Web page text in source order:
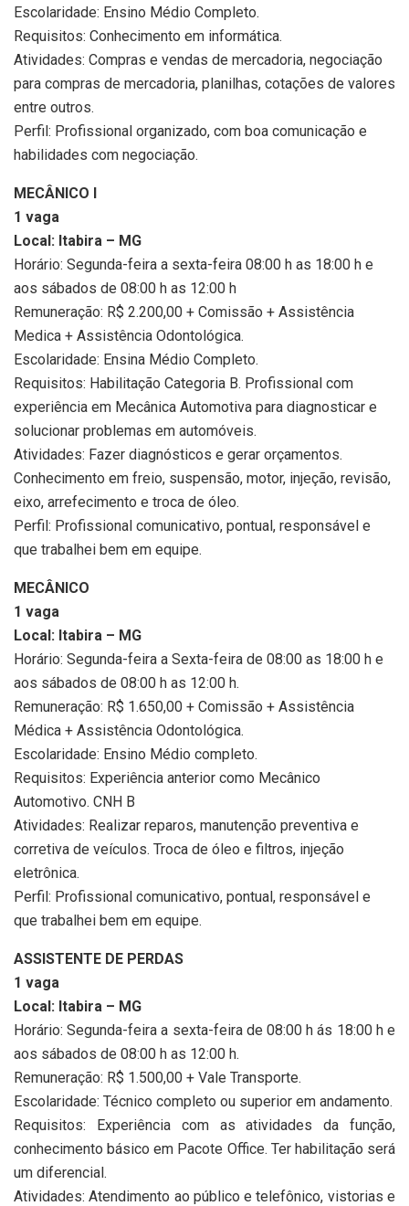
Escolaridade: Ensino Médio Completo.
Requisitos: Conhecimento em informática.
Atividades: Compras e vendas de mercadoria, negociação
para compras de mercadoria, planilhas, cotações de valores
entre outros.
Perfil: Profissional organizado, com boa comunicação e
habilidades com negociação.
MECÂNICO I
1 vaga
Local: Itabira – MG
Horário: Segunda-feira a sexta-feira 08:00 h as 18:00 h e
aos sábados de 08:00 h as 12:00 h
Remuneração: R$ 2.200,00 + Comissão + Assistência
Medica + Assistência Odontológica.
Escolaridade: Ensina Médio Completo.
Requisitos: Habilitação Categoria B. Profissional com
experiência em Mecânica Automotiva para diagnosticar e
solucionar problemas em automóveis.
Atividades: Fazer diagnósticos e gerar orçamentos.
Conhecimento em freio, suspensão, motor, injeção, revisão,
eixo, arrefecimento e troca de óleo.
Perfil: Profissional comunicativo, pontual, responsável e
que trabalhei bem em equipe.
MECÂNICO
1 vaga
Local: Itabira – MG
Horário: Segunda-feira a Sexta-feira de 08:00 as 18:00 h e
aos sábados de 08:00 h as 12:00 h.
Remuneração: R$ 1.650,00 + Comissão + Assistência
Médica + Assistência Odontológica.
Escolaridade: Ensino Médio completo.
Requisitos: Experiência anterior como Mecânico
Automotivo. CNH B
Atividades: Realizar reparos, manutenção preventiva e
corretiva de veículos. Troca de óleo e filtros, injeção
eletrônica.
Perfil: Profissional comunicativo, pontual, responsável e
que trabalhei bem em equipe.
ASSISTENTE DE PERDAS
1 vaga
Local: Itabira – MG
Horário: Segunda-feira a sexta-feira de 08:00 h ás 18:00 h e
aos sábados de 08:00 h as 12:00 h.
Remuneração: R$ 1.500,00 + Vale Transporte.
Escolaridade: Técnico completo ou superior em andamento.
Requisitos: Experiência com as atividades da função,
conhecimento básico em Pacote Office. Ter habilitação será
um diferencial.
Atividades: Atendimento ao público e telefônico, vistorias e